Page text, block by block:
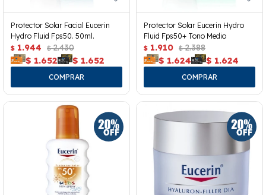
Protector Solar Facial Eucerin
Hydro Fluid Fps50. 50ml.
$ 1.944 $ 2.430
$ 1.652 $ 1.652
Protector Solar Eucerin Hydro
Fluid Fps50+ Tono Medio
$ 1.910 $ 2.388
$ 1.624 $ 1.624